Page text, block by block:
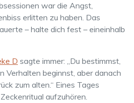
war die Angst,
erlitten zu haben. Das
– halte dich fest – eineinhalb
D sagte immer: „Du bestimmst,
Verhalten beginnst, aber danach
zum alten.“ Eines Tages
aufzuhören.